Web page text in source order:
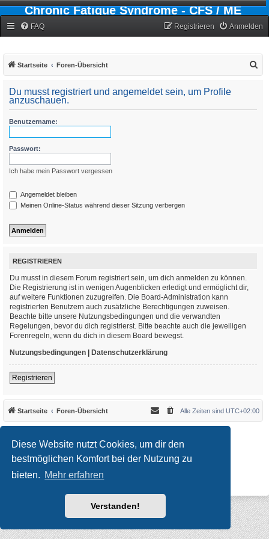
Diese Website nutzt Cookies, um dir den
bestmöglichen Komfort bei der Nutzung zu
bieten. Mehr erfahren
Verstanden!
Chronic Fatigue Syndrome - CFS / ME
FAQ Anmelden
Registrieren
Startseite Foren-Übersicht
Du musst registriert und angemeldet sein, um Profile
anzuschauen.
Benutzername:
Passwort:
Ich habe mein Passwort vergessen
Angemeldet bleiben
Meinen Online-Status während dieser Sitzung verbergen
REGISTRIEREN
Du musst in diesem Forum registriert sein, um dich anmelden zu können.
Die Registrierung ist in wenigen Augenblicken erledigt und ermöglicht dir,
auf weitere Funktionen zuzugreifen. Die Board-Administration kann
registrierten Benutzern auch zusätzliche Berechtigungen zuweisen.
Beachte bitte unsere Nutzungsbedingungen und die verwandten
Regelungen, bevor du dich registrierst. Bitte beachte auch die jeweiligen
Forenregeln, wenn du dich in diesem Board bewegst.
Nutzungsbedingungen | Datenschutzerklärung
Registrieren
Startseite Foren-Übersicht Alle Zeiten sind UTC+02:00
Updated to 3.3.x by
MannixMD
*Style version: 3.4.10
Powered byphpBB ® Forum Software © phpBB Limited
Datenschutz